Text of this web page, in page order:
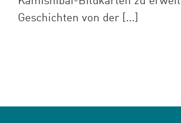
Geschichten von der [...]